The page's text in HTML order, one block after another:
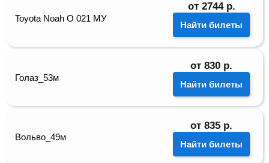
Toyota Noah О 021 МУ
от 2744 р.
Найти билеты
Голаз_53м
от 830 р.
Найти билеты
Вольво_49м
от 835 р.
Найти билеты